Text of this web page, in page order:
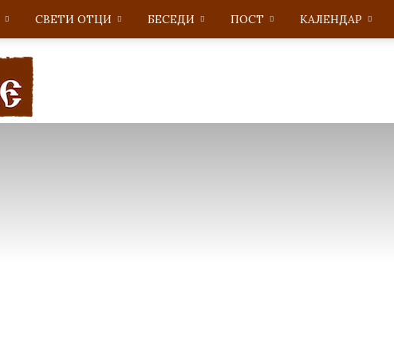
СВЕТИ ОТЦИ БЕСЕДИ ПОСТ KАЛЕНДАР